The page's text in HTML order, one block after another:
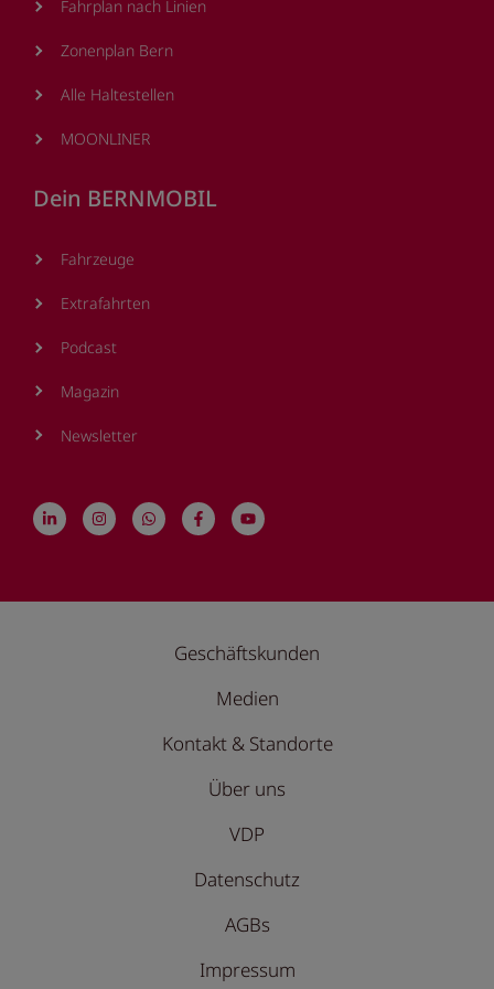
Fahrplan nach Linien
Zonenplan Bern
Alle Haltestellen
MOONLINER
Dein BERNMOBIL
Fahrzeuge
Extrafahrten
Podcast
Magazin
Newsletter
Geschäftskunden
Medien
Kontakt & Standorte
Über uns
VDP
Datenschutz
AGBs
Impressum